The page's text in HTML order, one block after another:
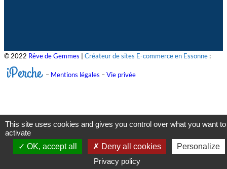
© 2022 Rêve de Gemmes Créateur de sites E-commerce en Essonne :
iPerche – Mentions légales –Vie privée
This site uses cookies and gives you control over what you want to
activate
OK, accept all
Deny all cookies
Personalize
Privacy policy